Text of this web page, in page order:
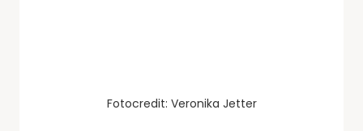
Fotocredit: Veronika Jetter